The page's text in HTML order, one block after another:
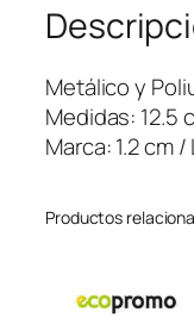
L
-
2
1
7
n
Metálico y
Medidas: 12.5
Marca: 1.2 cm
Productos